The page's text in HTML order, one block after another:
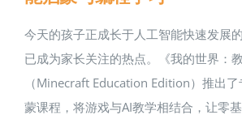
今天的孩子正成长于人工智能快速发展
已成为家长关注的热点。《我的世界：教
（Minecraft Education Edition）推出
蒙课程，将游戏与AI教学相结合，让零